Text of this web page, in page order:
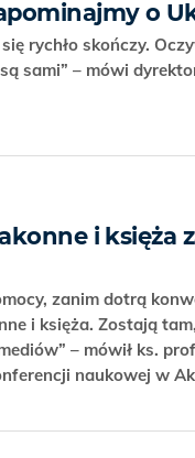
o
rychło skończy.
sami” – mówi
i księża
zanim dotrą
i księża. Zostają
– mówił ks.
naukowej w